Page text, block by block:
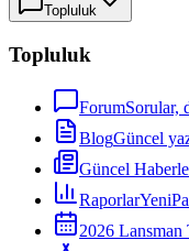
Topluluk
Topluluk
ForumSorular,
BlogGüncel
Güncel
RaporlarYeni
2026 Lansman